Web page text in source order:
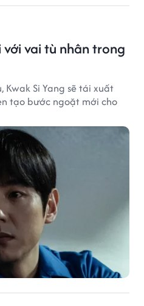
với vai tù nhân trong
Si Yang sẽ tái xuất
tạo bước ngoặt mới cho